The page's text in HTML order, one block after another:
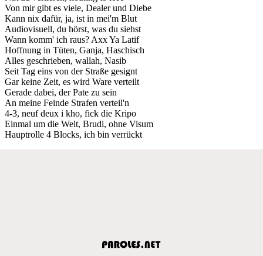
Von mir gibt es viele, Dealer und Diebe
Kann nix dafür, ja, ist in mei'm Blut
Audiovisuell, du hörst, was du siehst
Wann komm' ich raus? Axx Ya Latif
Hoffnung in Tüten, Ganja, Haschisch
Alles geschrieben, wallah, Nasib
Seit Tag eins von der Straße gesignt
Gar keine Zeit, es wird Ware verteilt
Gerade dabei, der Pate zu sein
An meine Feinde Strafen verteil'n
4-3, neuf deux i kho, fick die Kripo
Einmal um die Welt, Brudi, ohne Visum
Hauptrolle 4 Blocks, ich bin verrückt